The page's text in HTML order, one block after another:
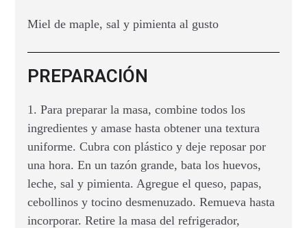
Miel de maple, sal y pimienta al gusto
PREPARACIÓN
1. Para preparar la masa, combine todos los
ingredientes y amase hasta obtener una textura
uniforme. Cubra con plástico y deje reposar por
una hora. En un tazón grande, bata los huevos,
leche, sal y pimienta. Agregue el queso, papas,
cebollinos y tocino desmenuzado. Remueva hasta
incorporar. Retire la masa del refrigerador,